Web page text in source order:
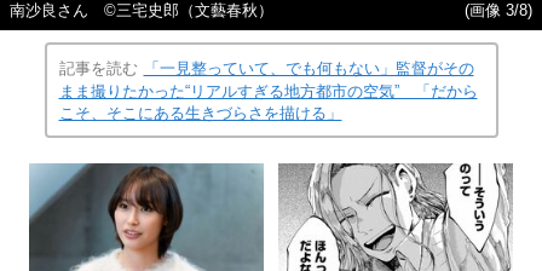
南沙良さん ©三宅史郎（文藝春秋） (画像 3/8)
記事を読む
「一見整っていて、でも何もない」監督がその
まま撮りたかった“リアルすぎる地方都市の空気” 「だから
こそ、そこにある生きづらさを描ける」